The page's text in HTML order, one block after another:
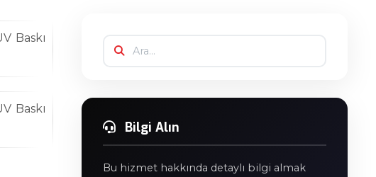
Bilgi Alın
Bu hizmet hakkında detaylı bilgi almak